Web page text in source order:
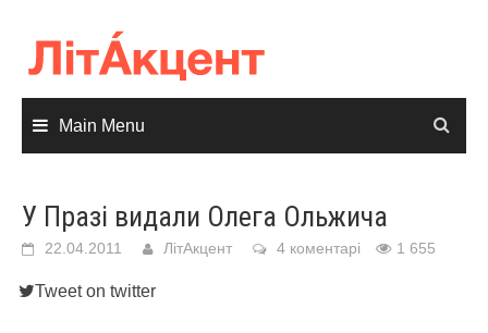
content
Main Menu
У Празі видали Олега Ольжича
22.04.2011 ЛітАкцент 4 коментарі 1 655
Tweet on twitter